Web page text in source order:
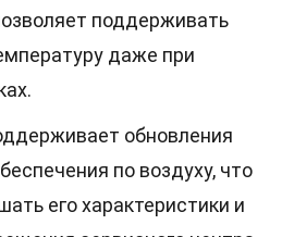
поддерживать
даже при
обновления
по воздуху, что
его характеристики и